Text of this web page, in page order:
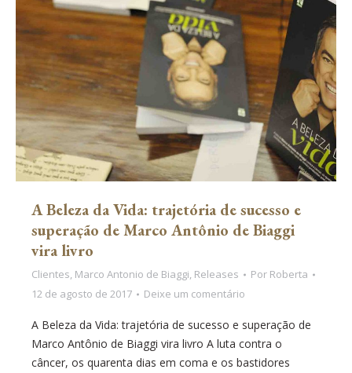
A Beleza da Vida: trajetória de sucesso e
superação de Marco Antônio de Biaggi
vira livro
Clientes, Marco Antonio de Biaggi, Releases Por Roberta
12 de agosto de 2017
Deixe um comentário
A Beleza da Vida: trajetória de sucesso e superação de
Marco Antônio de Biaggi vira livro A luta contra o
câncer, os quarenta dias em coma e os bastidores